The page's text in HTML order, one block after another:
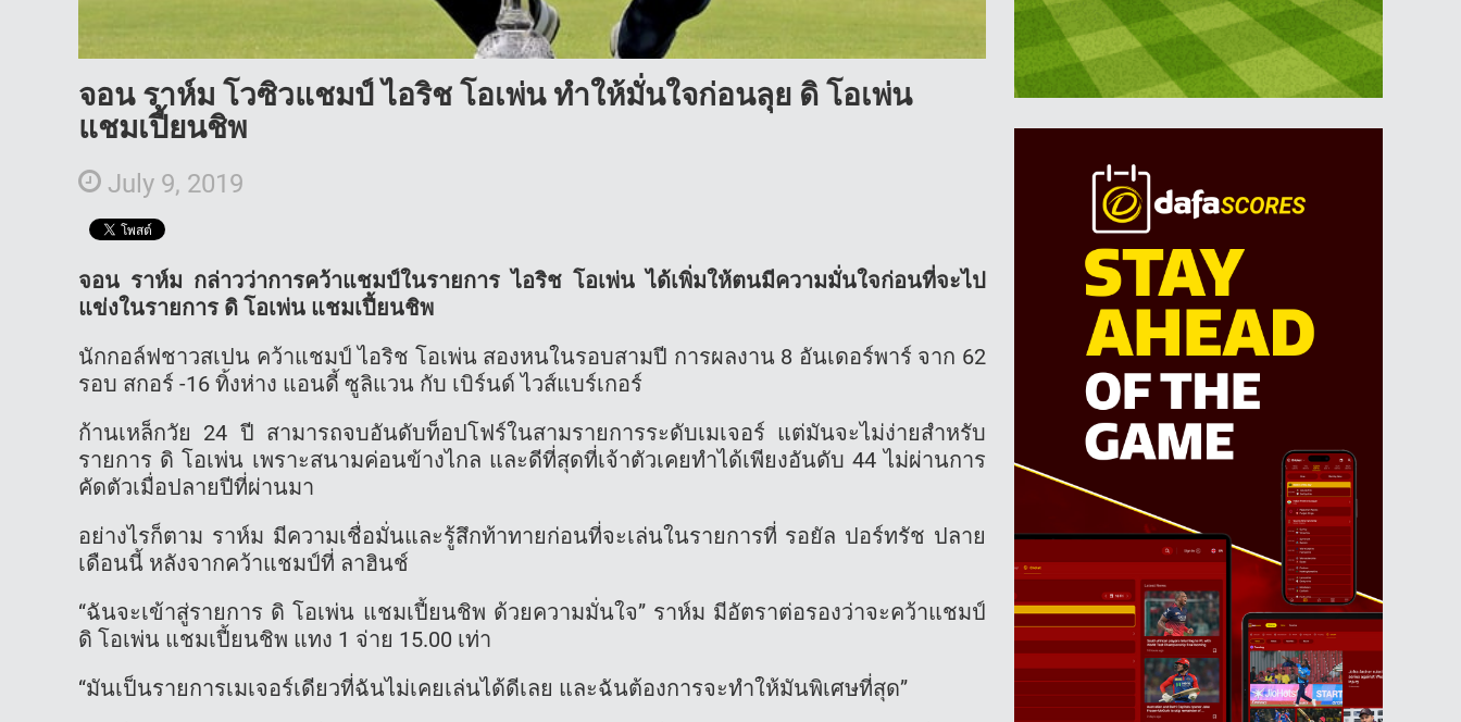
จอน ราห์ม โวซิวแชมป์ ไอริช โอเพ่น ทำให้มั่นใจก่อนลุย ดิ โอเพ่น
แชมเปี้ยนชิพ
July 9, 2019
จอน ราห์ม กล่าวว่าการคว้าแชมป์ในรายการ ไอริช โอเพ่น ได้เพิ่มให้ตนมีความมั่นใจก่อนที่จะไป
แข่งในรายการ ดิ โอเพ่น แชมเปี้ยนชิพ
นักกอล์ฟชาวสเปน คว้าแชมป์ ไอริช โอเพ่น สองหนในรอบสามปี การผลงาน 8 อันเดอร์พาร์ จาก 62
รอบ สกอร์ -16 ทิ้งห่าง แอนดี้ ซูลิแวน กับ เบิร์นด์ ไวส์แบร์เกอร์
ก้านเหล็กวัย 24 ปี สามารถจบอันดับท็อปโฟร์ในสามรายการระดับเมเจอร์ แต่มันจะไม่ง่ายสำหรับ
รายการ ดิ โอเพ่น เพราะสนามค่อนข้างไกล และดีที่สุดที่เจ้าตัวเคยทำได้เพียงอันดับ 44 ไม่ผ่านการ
คัดตัวเมื่อปลายปีที่ผ่านมา
อย่างไรก็ตาม ราห์ม มีความเชื่อมั่นและรู้สึกท้าทายก่อนที่จะเล่นในรายการที่ รอยัล ปอร์ทรัช ปลาย
เดือนนี้ หลังจากคว้าแชมป์ที่ ลาฮินช์
“ฉันจะเข้าสู่รายการ ดิ โอเพ่น แชมเปี้ยนชิพ ด้วยความมั่นใจ” ราห์ม มีอัตราต่อรองว่าจะคว้าแชมป์
ดิ โอเพ่น แชมเปี้ยนชิพ แทง 1 จ่าย 15.00 เท่า
“มันเป็นรายการเมเจอร์เดียวที่ฉันไม่เคยเล่นได้ดีเลย และฉันต้องการจะทำให้มันพิเศษที่สุด”